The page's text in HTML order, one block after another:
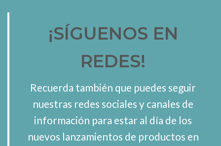
¡SÍGUENOS EN
REDES!
Recuerda también que puedes seguir
nuestras redes sociales y canales de
información para estar al día de los
nuevos lanzamientos de productos en